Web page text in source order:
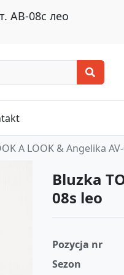
АВ-08с лео
A LOOK & Angelika
Bluzka
08s leo
Pozycja nr
Sezon